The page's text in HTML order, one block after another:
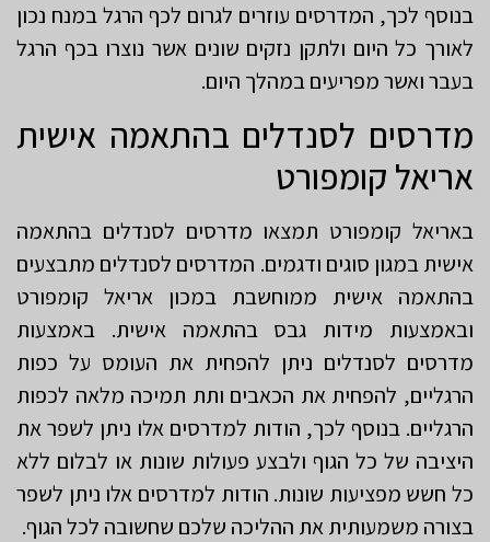
בנוסף לכך, המדרסים עוזרים לגרום לכף הרגל במנח נכון
לאורך כל היום ולתקן נזקים שונים אשר נוצרו בכף הרגל
בעבר ואשר מפריעים במהלך היום.
מדרסים לסנדלים בהתאמה אישית
אריאל קומפורט
באריאל קומפורט תמצאו מדרסים לסנדלים בהתאמה
אישית במגון סוגים ודגמים. המדרסים לסנדלים מתבצעים
בהתאמה אישית ממוחשבת במכון אריאל קומפורט
ובאמצעות מידות גבס בהתאמה אישית. באמצעות
מדרסים לסנדלים ניתן להפחית את העומס על כפות
הרגליים, להפחית את הכאבים ותת תמיכה מלאה לכפות
הרגליים. בנוסף לכך, הודות למדרסים אלו ניתן לשפר את
היציבה של כל הגוף ולבצע פעולות שונות או לבלום ללא
כל חשש מפציעות שונות. הודות למדרסים אלו ניתן לשפר
בצורה משמעותית את ההליכה שלכם שחשובה לכל הגוף.